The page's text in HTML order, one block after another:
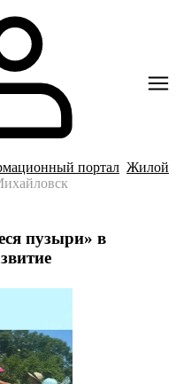
портал Жилой
пузыри» в